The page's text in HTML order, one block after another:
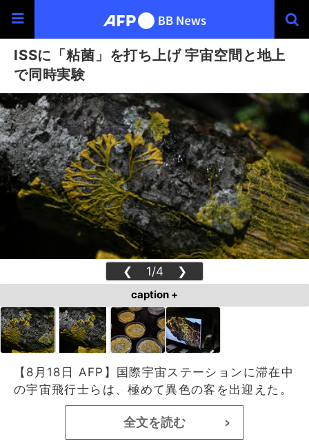
ISSに「粘菌」を打ち上げ 宇宙空間と地上
で同時実験
❮ 1/4 ❯
caption +
【8月18日 AFP】国際宇宙ステーションに滞在中
の宇宙飛行士らは、極めて異色の客を出迎えた。
全文を読む >